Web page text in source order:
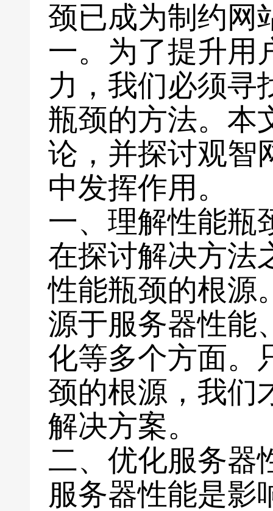
颈已成为制约网
一。为了提升用
力，我们必须寻
瓶颈的方法。本
论，并探讨观智
中发挥作用。
一、理解性能瓶
在探讨解决方法
性能瓶颈的根源
源于服务器性能
化等多个方面。
颈的根源，我们
解决方案。
二、优化服务器
服务器性能是影